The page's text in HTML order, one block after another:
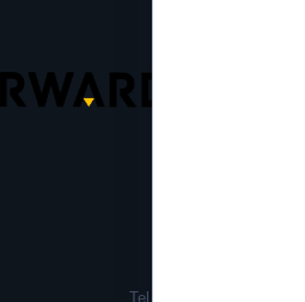
Tel: +33 6 99 02 72 50